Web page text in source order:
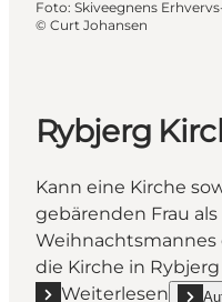
Foto: Skiveegnens
© Curt Johansen
Rybjerg
Kann eine Kirche
gebärenden Frau
Weihnachtsmannes
die Kirche in
Weiterlesen